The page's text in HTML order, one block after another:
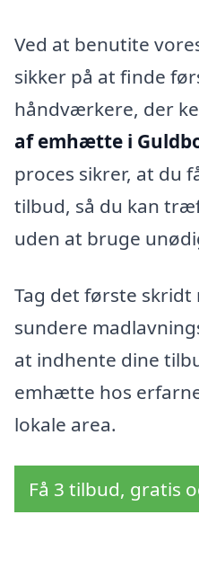
Ved at benutite
sikker på at finde
håndværkere, der
af emhætte i
proces sikrer, at du
tilbud, så du kan
uden at bruge
Tag det første
sundere
at indhente dine
emhætte hos
lokale area.
Få 3 tilbud, gratis